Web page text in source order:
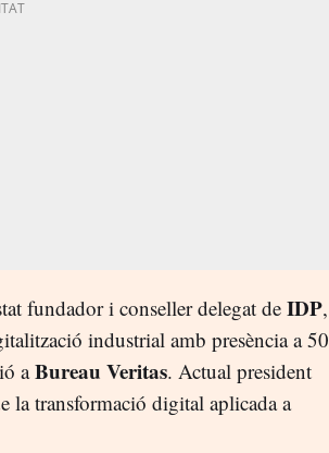
fundador i conseller delegat de IDP,
industrial amb presència a 50
aBureau Veritas. Actual president
la transformació digital aplicada a